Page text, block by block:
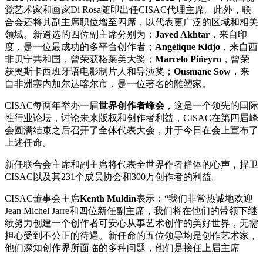
觉艺术家和画家Di Rosa随即出任CISAC代理主席。此外，联
合会还将其副主席职位增至四席，以代表更广泛的区域和相关
领域。新遴选的四位副主席分别为： Javed Akhtar ，来自印
度，是一位最成功的多平台创作者； Angélique Kidjo ，来自西
非贝宁共和国，曾荣获格莱美大奖； Marcelo Piñeyro ，曾荣
获奥斯卡西班牙语电影制片人和导演奖； Ousmane Sow ，来
自非洲塞内加尔达喀尔市，是一位著名的雕塑家。
CISAC每两年举办一届世界创作者峰会，这是一个领先的国际
性行业论坛，讨论未来版权和创作者利益，CISAC在第四届峰
会圆满结束之后召开了全体代表大会，并于今日在会上宣布了
上述任命。
新任联合会主席和副主席将代表全世界作者群体的心声，捍卫
CISAC以及其231个成员协会和300万创作者的利益。
CISAC董事会主席Kenth Muldin表示：“我们非常热诚地欢迎
Jean Michel Jarre和四位新任副主席，我们将在他们的带领下继
续努力创建一个创作者可安心从事艺术创作的美好世界，无需
担心受到不公正的待遇。新任命的五位领导均是创作艺术家，
他们深知创作界所面临的多种问题，他们是接任上届主席